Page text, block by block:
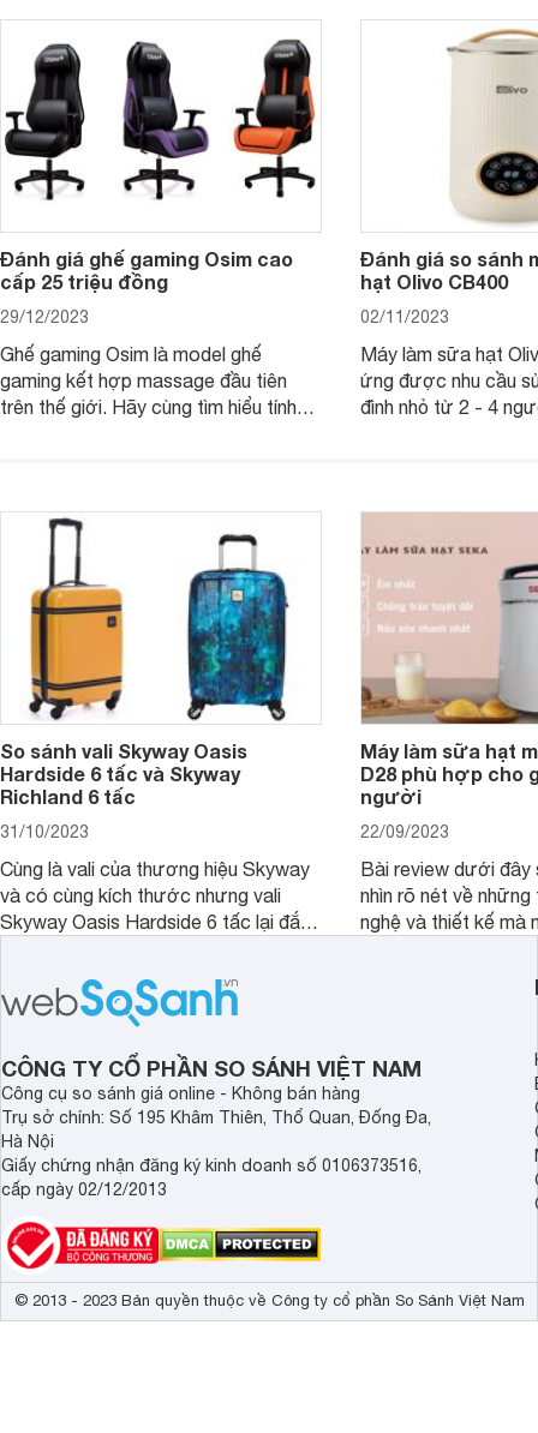
- 500k đẹp mắt nhé.
2025 mới vừa sang,
mua sắm cuối năm.
Đánh giá ghế gaming Osim cao
cấp 25 triệu đồng
29/12/2023
Ghế gaming Osim là model ghế
gaming kết hợp massage đầu tiên
trên thế giới. Hãy cùng tìm hiểu tính
Đánh giá so sánh
hạt Olivo CB400
02/11/2023
Máy làm sữa hạt
ứng được nhu cầu
đình nhỏ từ 2 - 4
So sánh vali Skyway Oasis
Hardside 6 tấc và Skyway
Richland 6 tấc
31/10/2023
Cùng là vali của thương hiệu Skyway
và có cùng kích thước nhưng vali
Skyway Oasis Hardside 6 tấc lại đắt
triệu đồng.
Máy làm sữa hạt
D28 phù hợp cho
người
22/09/2023
Bài review dưới đây
nhìn rõ nét về những
nghệ và thiết kế mà
thể đưa ra quyết
CÔNG TY CỔ PHẦN SO SÁNH VIỆT NAM
Công cụ so sánh giá online - Không bán hàng
Trụ sở chính: Số 195 Khâm Thiên, Thổ Quan, Đống Đa,
Hà Nội
Giấy chứng nhận đăng ký kinh doanh số 0106373516,
cấp ngày 02/12/2013
© 2013 - 2023 Bản quyền thuộc về Công ty cổ phần So Sánh Việt Nam